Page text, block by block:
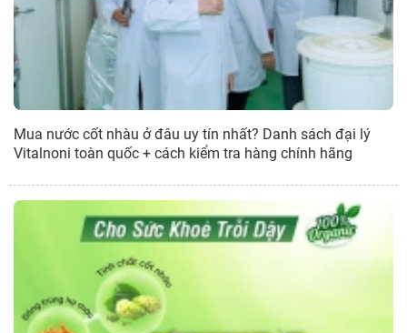
Mua nước cốt nhàu ở đâu uy tín nhất? Danh sách đại lý
Vitalnoni toàn quốc + cách kiểm tra hàng chính hãng